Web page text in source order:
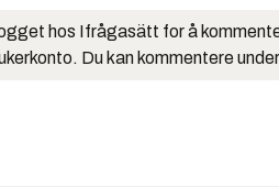
hos Ifrågasätt for å
Du kan kommentere